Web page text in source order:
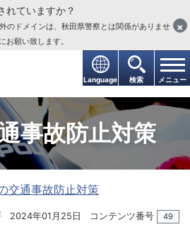
Language 検索 メニュー
れていますか？
のドメインは、秋田県警察とは関係がありませ
お願い致します。
×
事故防止対策
交通事故防止対策
2024年01月25日 コンテンツ番号 49